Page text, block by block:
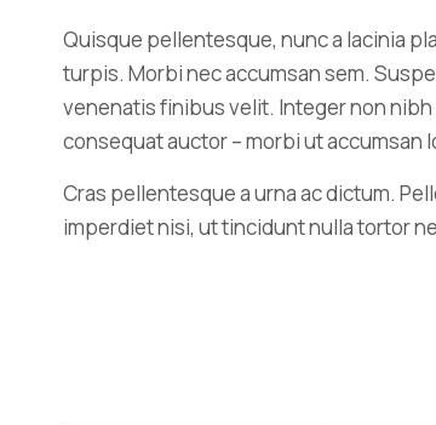
Quisque pellentesque, nunc a lacinia
turpis. Morbi nec accumsan sem.
venenatis finibus velit. Integer non
consequat auctor – morbi ut accumsan
Cras pellentesque a urna ac dictum.
imperdiet nisi, ut tincidunt nulla tortor